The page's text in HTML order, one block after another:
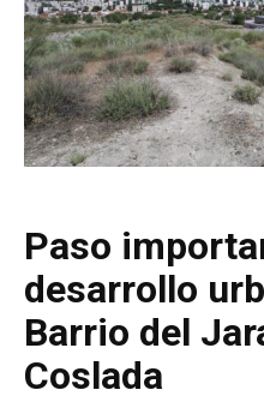
Paso
desarrollo
Barrio del
Coslada